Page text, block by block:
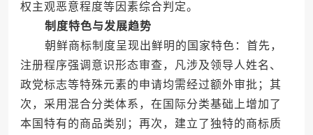
权主观恶意程度等因素综合判定。
制度特色与发展趋势
朝鲜商标制度呈现出鲜明的国家特色：首先，
注册程序强调意识形态审查，凡涉及领导人姓名、
政党标志等特殊元素的申请均需经过额外审批；其
次，采用混合分类体系，在国际分类基础上增加了
本国特有的商品类别；再次，建立了独特的商标质